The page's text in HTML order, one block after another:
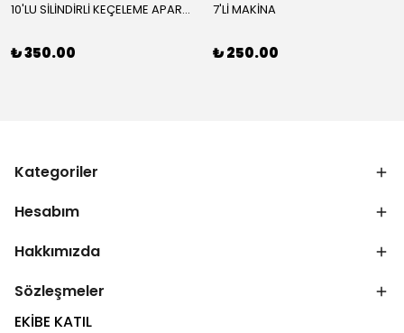
10'LU SİLİNDİRLİ KEÇELEME APARATI
₺ 350.00
7'Lİ MAKİNA
₺ 250.00
Kategoriler
Hesabım
Hakkımızda
Sözleşmeler
EKİBE KATIL